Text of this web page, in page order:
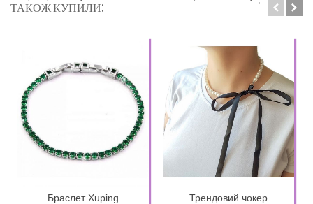
ТАКОЖ КУПИЛИ:
Браслет Xuping
Трендовий чокер